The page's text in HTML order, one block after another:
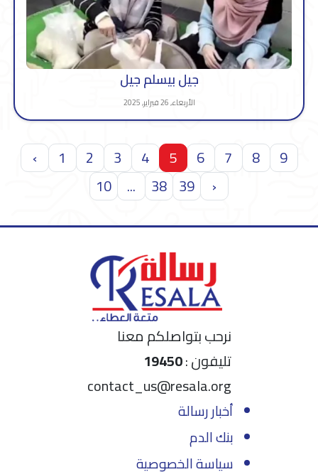
جيل بيسلم جيل
الأربعاء, 26 فبراير, 2025
‹ 1 2 3 4 5 6 7 8
9
10
... 38 39 ›
نرحب بتواصلكم معنا
تليفون :19450
contact_us@resala.org
أخبار رسالة
بنك الدم
سياسة الخصوصية